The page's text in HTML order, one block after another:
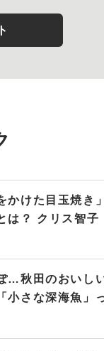
かけた目玉焼き
は？ クリス智子
…秋田のおいし
小さな深海魚」